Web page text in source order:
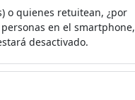
o quienes retuitean, ¿por
en el smartphone,
desactivado.